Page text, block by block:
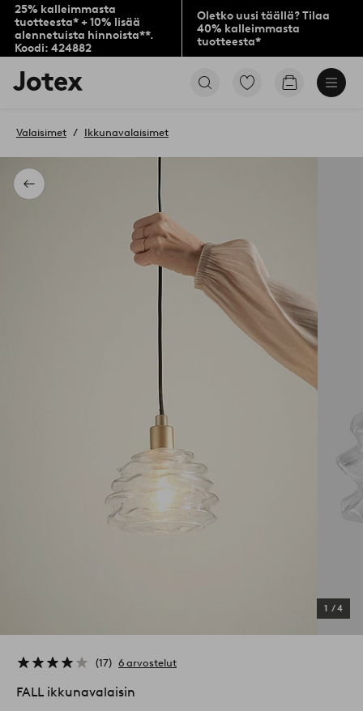
25% kalleimmasta
tuotteesta* + 10% lisää
alennetuista hinnoista**.
Koodi: 424882
Oletko uusi täällä? Tilaa
40% kalleimmasta
tuotteesta*
Jotex-
logo
aloitussivulle
Siirry
Siirry
Takaisin
Valaisimet Ikkunavalaisimet
1 /4
17 6 arvostelut
FALL ikkunavalaisin